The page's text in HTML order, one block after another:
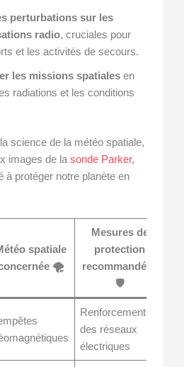
perturbations sur les
radio, cruciales pour
et les activités de secours.
les missions spatialesen
radiations et les conditions
science de la météo spatiale,
images de lasonde Parker,
à protéger notre planète en
spatiale
🌪️
Mesures de
protection
recommandées
🛡️
Renforcement
des réseaux
électriques